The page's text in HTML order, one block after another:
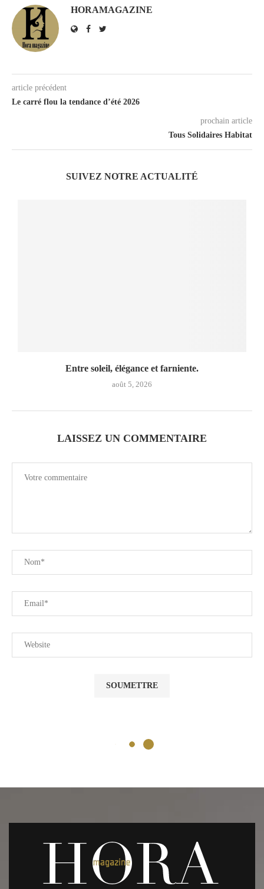
HORAMAGAZINE
article précédent
Le carré flou la tendance d’été 2026
prochain article
Tous Solidaires Habitat
SUIVEZ NOTRE ACTUALITÉ
Entre soleil, élégance et farniente.
août 5, 2026
LAISSEZ UN COMMENTAIRE